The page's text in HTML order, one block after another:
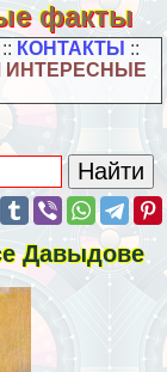
факты
КОНТАКТЫ ::
ИНТЕРЕСНЫЕ
Давыдове